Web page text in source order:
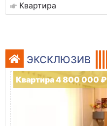
Квартира
ЭКСКЛЮЗИВ
Квартира 4 800 000 ₽